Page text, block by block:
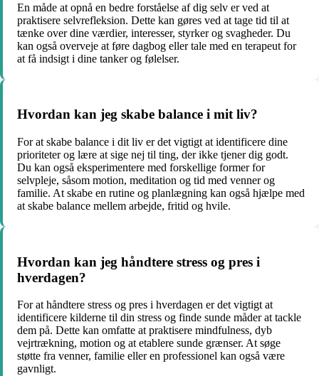
En måde at opnå en bedre forståelse af dig selv er ved at
praktisere selvrefleksion. Dette kan gøres ved at tage tid til at
tænke over dine værdier, interesser, styrker og svagheder. Du
kan også overveje at føre dagbog eller tale med en terapeut for
at få indsigt i dine tanker og følelser.
Hvordan kan jeg skabe balance i mit liv?
For at skabe balance i dit liv er det vigtigt at identificere dine
prioriteter og lære at sige nej til ting, der ikke tjener dig godt.
Du kan også eksperimentere med forskellige former for
selvpleje, såsom motion, meditation og tid med venner og
familie. At skabe en rutine og planlægning kan også hjælpe med
at skabe balance mellem arbejde, fritid og hvile.
Hvordan kan jeg håndtere stress og pres i
hverdagen?
For at håndtere stress og pres i hverdagen er det vigtigt at
identificere kilderne til din stress og finde sunde måder at tackle
dem på. Dette kan omfatte at praktisere mindfulness, dyb
vejrtrækning, motion og at etablere sunde grænser. At søge
støtte fra venner, familie eller en professionel kan også være
gavnligt.